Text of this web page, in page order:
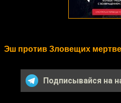
Эш против Зловещих
Подписывайся на